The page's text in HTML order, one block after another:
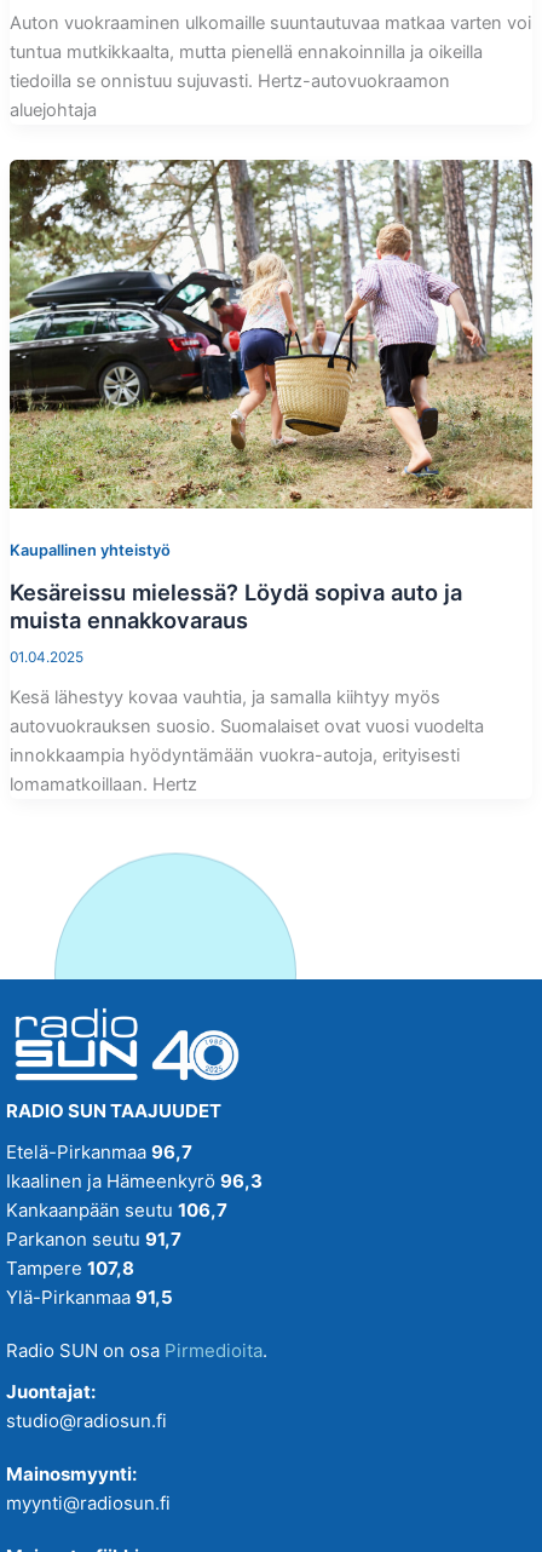
Auton vuokraaminen ulkomaille suuntautuvaa matkaa varten voi
tuntua mutkikkaalta, mutta pienellä ennakoinnilla ja oikeilla
tiedoilla se onnistuu sujuvasti. Hertz-autovuokraamon
aluejohtaja
Kaupallinen yhteistyö
Kesäreissu mielessä? Löydä sopiva auto ja
muista ennakkovaraus
01.04.2025
Kesä lähestyy kovaa vauhtia, ja samalla kiihtyy myös
autovuokrauksen suosio. Suomalaiset ovat vuosi vuodelta
innokkaampia hyödyntämään vuokra-autoja, erityisesti
lomamatkoillaan. Hertz
RADIO SUN TAAJUUDET
Etelä-Pirkanmaa 96,7
Ikaalinen ja Hämeenkyrö 96,3
Kankaanpään seutu 106,7
Parkanon seutu 91,7
Tampere 107,8
Ylä-Pirkanmaa 91,5
Radio SUN on osa Pirmedioita.
Juontajat:
studio@radiosun.fi
Mainosmyynti:
myynti@radiosun.fi